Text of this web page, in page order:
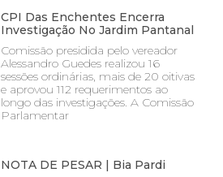
CPI Das Enchentes Encerra
Investigação No Jardim Pantanal
Comissão presidida pelo vereador
Alessandro Guedes realizou 16
sessões ordinárias, mais de 20 oitivas
e aprovou 112 requerimentos ao
longo das investigações. A Comissão
Parlamentar
NOTA DE PESAR | Bia Pardi